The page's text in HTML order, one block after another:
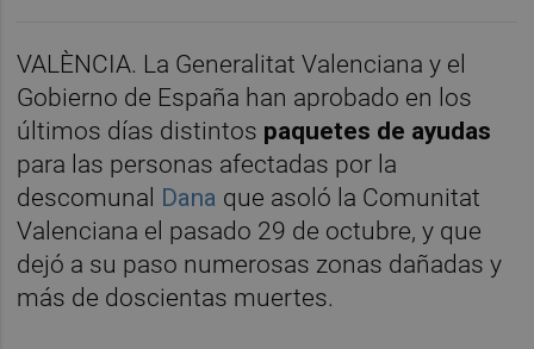
VALÈNCIA. La Generalitat Valenciana y el
Gobierno de España han aprobado en los
últimos días distintos paquetes de ayudas
para las personas afectadas por la
descomunal Dana que asoló la Comunitat
Valenciana el pasado 29 de octubre, y que
dejó a su paso numerosas zonas dañadas y
más de doscientas muertes.